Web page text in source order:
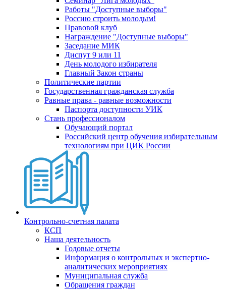
Работы "Доступные выборы"
Россию строить молодым!
Правовой клуб
Награждение "Доступные выборы"
Заседание МИК
Диспут 9 или 11
День молодого избирателя
Главный Закон страны
Политические партии
Государственная гражданская служба
Равные права - равные возможности
Паспорта доступности УИК
Стань профессионалом
Обучающий портал
Российский центр обучения избирательным
технологиям при ЦИК России
Контрольно-счетная палата
КСП
Наша деятельность
Годовые отчеты
Информация о контрольных и экспертно-
аналитических мероприятиях
Муниципальная служба
Обращения граждан